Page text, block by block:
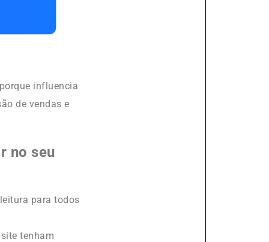
influencia
de vendas e
no seu
para todos
tenham